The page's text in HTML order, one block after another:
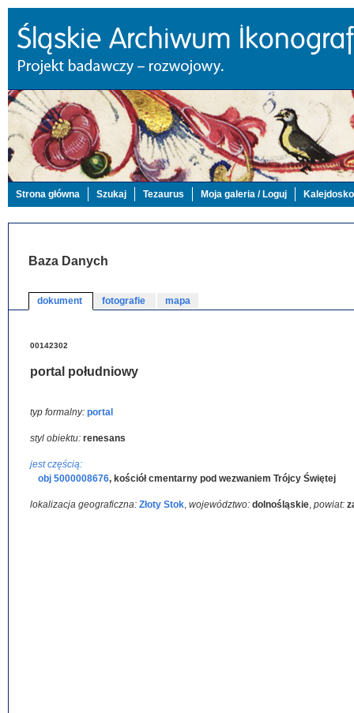
Strona główna Szukaj Tezaurus Moja galeria / Loguj
Baza Danych
dokument fotografie mapa
00142302
portal południowy
typ formalny: portal
styl obiektu: renesans
jest częścią:
obj 5000008676, kościół cmentarny pod wezwaniem Trójcy Świętej
lokalizacja geograficzna: Złoty Stok, województwo: dolnośląskie, powiat: